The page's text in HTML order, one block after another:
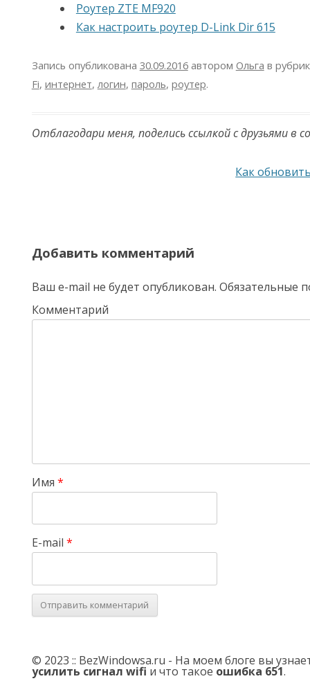
Роутер ZTE MF920
Как настроить роутер D-Link Dir 615
Запись опубликована 30.09.2016автором Ольга в
Fi, интернет, логин, пароль, роутер.
Отблагодари меня, поделись ссылкой с друзьями в
Как
Добавить комментарий
Ваш e-mail не будет опубликован. Обязательные
Комментарий
Имя *
E-mail *
© 2023 :: BezWindowsa.ru - На моем блоге вы
усилить сигнал wifi и что такое ошибка 651.